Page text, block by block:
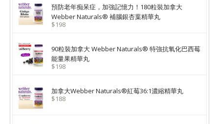
預防老年痴呆症，加強記憶力！180粒裝加拿大
Webber Naturals® 補腦銀杏葉精華丸
$198
90粒裝加拿大 Webber Naturals® 特強抗氧化巴西莓
能量果精華丸
$198
加拿大Webber Naturals®紅莓36:1濃縮精華丸
$188